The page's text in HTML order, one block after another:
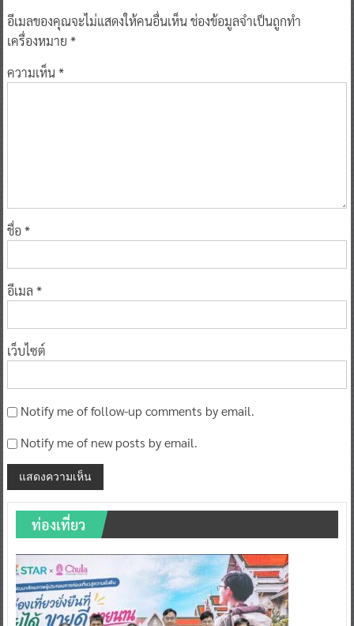
อีเมลของคุณจะไม่แสดงให้คนอื่นเห็นช่องข้อมูลจำเป็นถูกทำ
เครื่องหมาย *
ความเห็น*
ชื่อ *
อีเมล *
เว็บไซต์
Notify me of follow-up comments by email.
Notify me of new posts by email.
ท่องเที่ยว